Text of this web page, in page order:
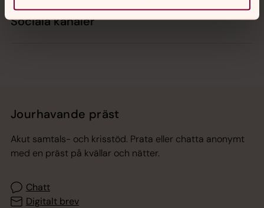
Sociala kanaler
Jourhavande präst
Akut samtals- och krisstöd. Prata eller chatta anonymt
med en präst på kvällar och nätter.
Chatt
Digitalt brev